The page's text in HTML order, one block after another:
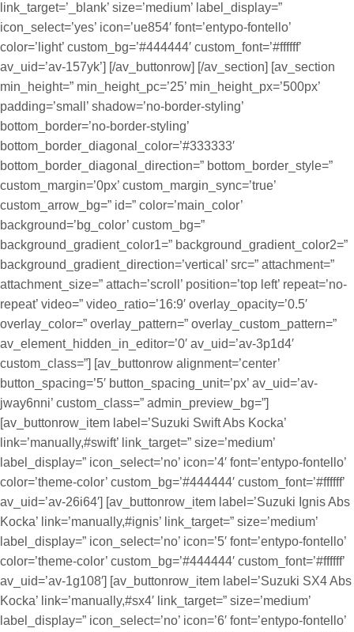
link_target=’_blank’ size=’medium’ label_display=”
icon_select=’yes’ icon=’ue854′ font=’entypo-fontello’
color=’light’ custom_bg=’#444444′ custom_font=’#ffffff’
av_uid=’av-157yk’] [/av_buttonrow] [/av_section] [av_section
min_height=” min_height_pc=’25’ min_height_px=’500px’
padding=’small’ shadow=’no-border-styling’
bottom_border=’no-border-styling’
bottom_border_diagonal_color=’#333333′
bottom_border_diagonal_direction=” bottom_border_style=”
custom_margin=’0px’ custom_margin_sync=’true’
custom_arrow_bg=” id=” color=’main_color’
background=’bg_color’ custom_bg=”
background_gradient_color1=” background_gradient_color2=”
background_gradient_direction=’vertical’ src=” attachment=”
attachment_size=” attach=’scroll’ position=’top left’ repeat=’no-
repeat’ video=” video_ratio=’16:9′ overlay_opacity=’0.5′
overlay_color=” overlay_pattern=” overlay_custom_pattern=”
av_element_hidden_in_editor=’0′ av_uid=’av-3p1d4′
custom_class=”] [av_buttonrow alignment=’center’
button_spacing=’5′ button_spacing_unit=’px’ av_uid=’av-
jway6nni’ custom_class=” admin_preview_bg=”]
[av_buttonrow_item label=’Suzuki Swift Abs Kocka’
link=’manually,#swift’ link_target=” size=’medium’
label_display=” icon_select=’no’ icon=’4′ font=’entypo-fontello’
color=’theme-color’ custom_bg=’#444444′ custom_font=’#ffffff’
av_uid=’av-26i64′] [av_buttonrow_item label=’Suzuki Ignis Abs
Kocka’ link=’manually,#ignis’ link_target=” size=’medium’
label_display=” icon_select=’no’ icon=’5′ font=’entypo-fontello’
color=’theme-color’ custom_bg=’#444444′ custom_font=’#ffffff’
av_uid=’av-1g108′] [av_buttonrow_item label=’Suzuki SX4 Abs
Kocka’ link=’manually,#sx4′ link_target=” size=’medium’
label_display=” icon_select=’no’ icon=’6′ font=’entypo-fontello’